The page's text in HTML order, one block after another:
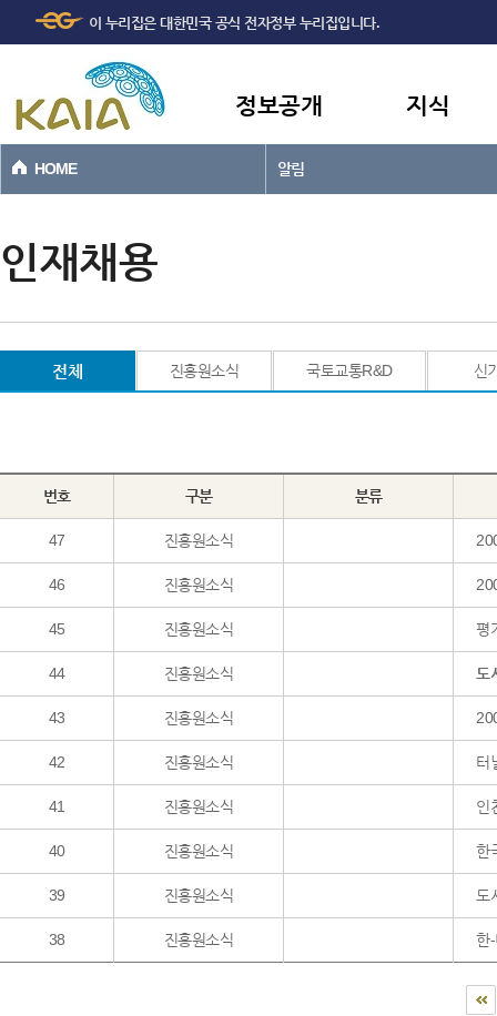
본문바로가기
이 누리집은 대한민국 공식 전자정부 누리집입니다.
정보공개 지식
HOME 알림
인재채용
전체 진흥원소식 국토교통R&D 신
번호 구분 분류
47 진흥원소식
46 진흥원소식
45 진흥원소식 평
44 진흥원소식 도
43 진흥원소식
42 진흥원소식 터
41 진흥원소식 인
40 진흥원소식 한
39 진흥원소식 도
38 진흥원소식 한